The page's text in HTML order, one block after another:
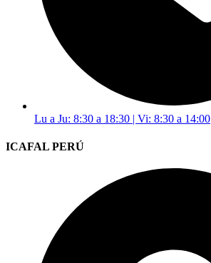
Lu a Ju: 8:30 a 18:30 | Vi: 8:30 a 14:00
ICAFAL PERÚ